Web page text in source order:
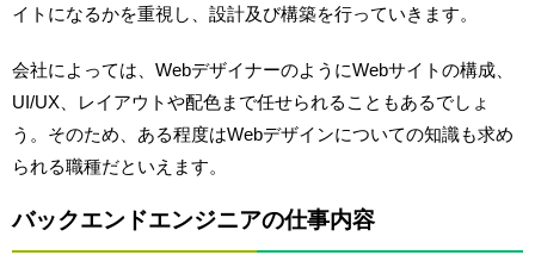
イトになるかを重視し、設計及び構築を行っていきます。
会社によっては、WebデザイナーのようにWebサイトの構成、
UI/UX、レイアウトや配色まで任せられることもあるでしょ
う。そのため、ある程度はWebデザインについての知識も求め
られる職種だといえます。
バックエンドエンジニアの仕事内容